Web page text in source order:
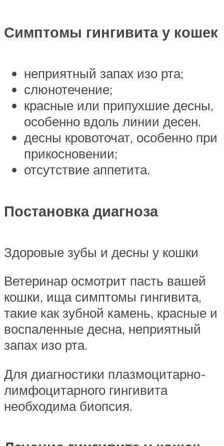
Симптомы гингивита у кошек
неприятный запах изо рта;
слюнотечение;
красные или припухшие десны,
особенно вдоль линии десен.
десны кровоточат, особенно при
прикосновении;
отсутствие аппетита.
Постановка диагноза
Здоровые зубы и десны у кошки
Ветеринар осмотрит пасть вашей
кошки, ища симптомы гингивита,
такие как зубной камень, красные и
воспаленные десна, неприятный
запах изо рта.
Для диагностики плазмоцитарно-
лимфоцитарного гингивита
необходима биопсия.